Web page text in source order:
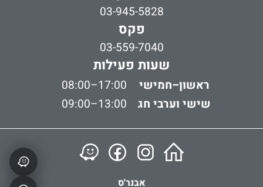
03-945-5828
פקס
03-559-7040
שעות פעילות
ראשון–חמישי
08:00–17:00
שישי וערבי חג
09:00–13:00
אבנר'ס